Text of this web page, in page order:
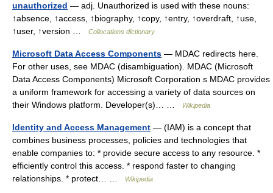
unauthorized — adj. Unauthorized is used with these nouns:
↑absence, ↑access, ↑biography, ↑copy, ↑entry, ↑overdraft, ↑use,
↑user, ↑version …
Collocations dictionary
Microsoft Data Access Components — MDAC redirects here.
For other uses, see MDAC (disambiguation). MDAC (Microsoft
Data Access Components) Microsoft Corporation s MDAC provides
a uniform framework for accessing a variety of data sources on
their Windows platform. Developer(s)… …
Wikipedia
Identity and Access Management — (IAM) is a concept that
combines business processes, policies and technologies that
enable companies to: * provide secure access to any resource. *
efficiently control this access. * respond faster to changing
relationships. * protect… …
Wikipedia